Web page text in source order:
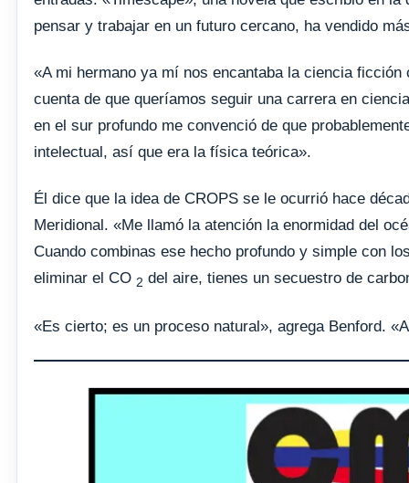
pensar y trabajar en un futuro cercano, ha vendido
«A mi hermano ya mí nos encantaba la ciencia
cuenta de que queríamos seguir una carrera en
en el sur profundo me convenció de que
intelectual, así que era la física teórica».
Él dice que la idea de CROPS se le ocurrió hace
Meridional. «Me llamó la atención la enormidad del
Cuando combinas ese hecho profundo y simple con
eliminar el CO 2 del aire, tienes un secuestro de
«Es cierto; es un proceso natural», agrega Benford.